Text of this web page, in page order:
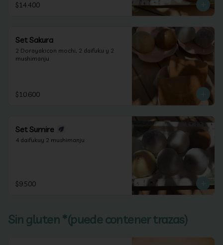
$14.400
Set Sakura
2 Dorayakicon mochi, 2 daifuku y 2
mushimanju
$10.600
Set Sumire
4 daifukuy 2 mushimanju
$9.500
Sin gluten *(puede contener trazas)